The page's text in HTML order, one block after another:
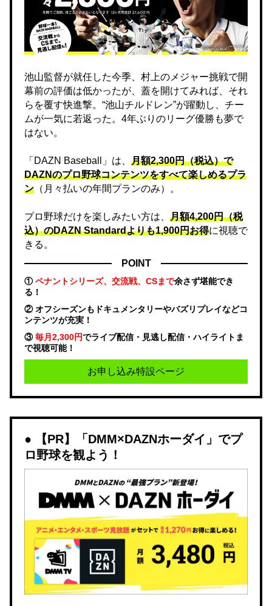
池山監督が就任した今季、村上のメジャー挑戦で開
幕前の評価は低かったが、蓋を開けてみれば、それ
らを覆す快進撃。“池山チルドレン”が躍動し、チー
ムが一気に若返った。4年ぶりのリーグ優勝も夢で
はない。
「DAZN Baseball」は、 月額2,300円（税込）で
DAZNのプロ野球コンテンツをすべて楽しめるプラ
ン （月々払いの年間プランのみ）。
プロ野球だけを楽しみたい方は、 月額4,200円（税
込）のDAZN Standard​よりも1,900円お得に視聴で
きる。
POINT
①ペナントシリーズ、交流戦、CSまで余さず堪能でき
る！
② オフシーズンもドキュメンタリーやバズリプレイなどコ
ンテンツが充実！
③毎月2,300円でライブ配信・見逃し配信・ハイライトま
で視聴可能！
お申し込み特設ページ
【PR】「DMM×DAZNホーダイ」でプ
ロ野球を観よう！